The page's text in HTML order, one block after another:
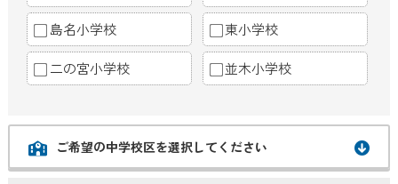
島名小学校 東小学校
二の宮小学校 並木小学校
ご希望の中学校区を選択してください